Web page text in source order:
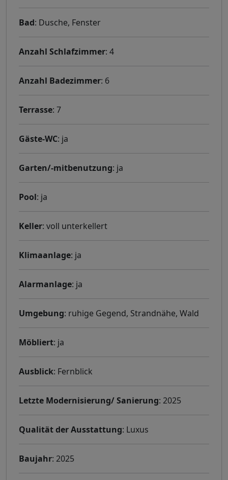
Bad: Dusche, Fenster
Anzahl Schlafzimmer: 4
Anzahl Badezimmer: 6
Terrasse: 7
Gäste-WC: ja
Garten/-mitbenutzung: ja
Pool: ja
Keller: voll unterkellert
Klimaanlage: ja
Alarmanlage: ja
Umgebung: ruhige Gegend, Strandnähe, Wald
Möbliert: ja
Ausblick: Fernblick
Letzte Modernisierung/ Sanierung: 2025
Qualität der Ausstattung: Luxus
Baujahr: 2025